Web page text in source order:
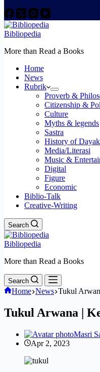
Bibliopedia
More than Read a Books
Home
News
Rubrik
Proverb &
Citizenship &
Culture
Myths & legends
Sastra
History of
Media/Literasi
Music &
Digital
Figure
Economic
Biblio-Talk
Creative-Writing
Search
Bibliopedia
More than Read a Books
Search
Home News Tukul
Tukul Arwana |
Masri
Apr 2, 2023